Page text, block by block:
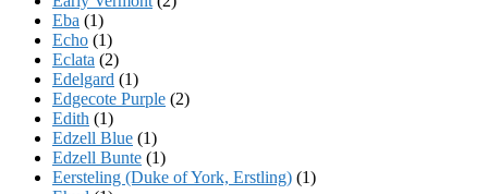
Eba (1)
Echo (1)
Eclata (2)
Edelgard (1)
Edgecote Purple (2)
Edith (1)
Edzell Blue (1)
Edzell Bunte (1)
Eersteling (Duke of York, Erstling) (1)